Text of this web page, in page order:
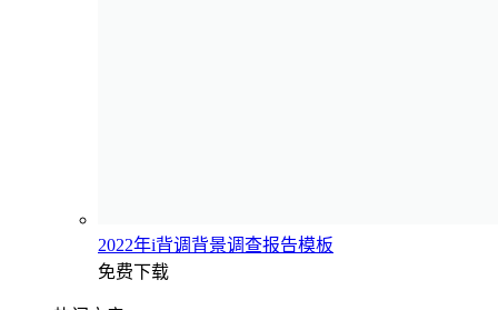
2022年i背调背景调查报告模板
免费下载